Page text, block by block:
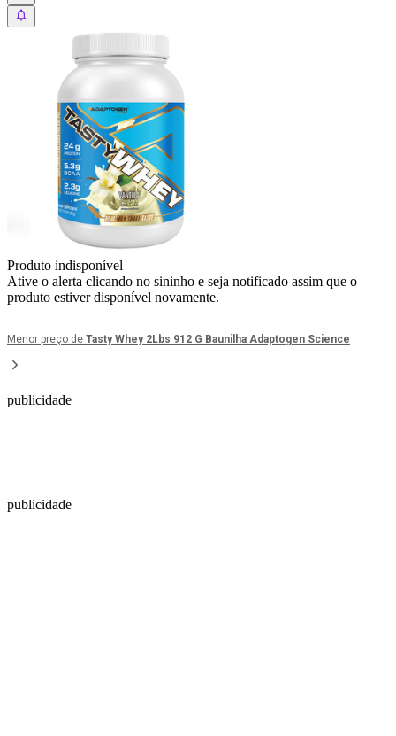
Produto indisponível
Ative o alerta clicando no sininho e seja notificado assim que o
produto estiver disponível novamente.
Menor preço de Tasty Whey 2Lbs 912 G Baunilha Adaptogen Science
publicidade
publicidade